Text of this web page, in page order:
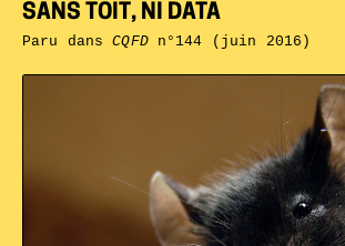
SANS TOIT, NI DATA
Paru dansCQFDn°144 (juin 2016)